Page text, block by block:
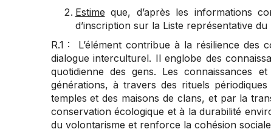
Estime que, d’après les informations
d’inscription sur la Liste représentative
R.1 : L’élément contribue à la résilience des
dialogue interculturel. Il englobe des
quotidienne des gens. Les connaissances
générations, à travers des rituels
temples et des maisons de clans, et par la
conservation écologique et à la durabilité
du volontarisme et renforce la cohésion